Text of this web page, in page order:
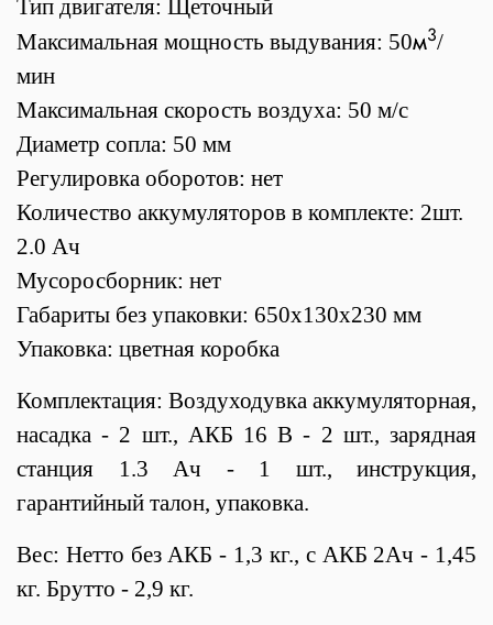
Тип двигателя: Щеточный
Максимальная мощность выдувания: 50м3/
мин
Максимальная скорость воздуха: 50 м/с
Диаметр сопла: 50 мм
Регулировка оборотов: нет
Количество аккумуляторов в комплекте: 2шт.
2.0 Ач
Мусоросборник: нет
Габариты без упаковки: 650х130х230 мм
Упаковка: цветная коробка
Комплектация: Воздуходувка аккумуляторная,
насадка - 2 шт., АКБ 16 В - 2 шт., зарядная
станция 1.3 Ач - 1 шт., инструкция,
гарантийный талон, упаковка.
Вес: Нетто без АКБ - 1,3 кг., с АКБ 2Ач - 1,45
кг. Брутто - 2,9 кг.